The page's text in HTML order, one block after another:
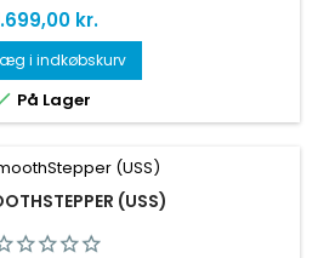
kr.
i indkøbskurv
På Lager
(USS)